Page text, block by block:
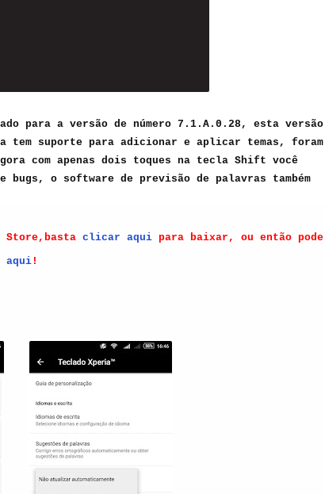
para a versão de número 7.1.A.0.28, esta versão
tem suporte para adicionar e aplicar temas, foram
com apenas dois toques na tecla Shift você
bugs, o software de previsão de palavras também
Store,basta clicar aqui para baixar, ou então pode
aqui!